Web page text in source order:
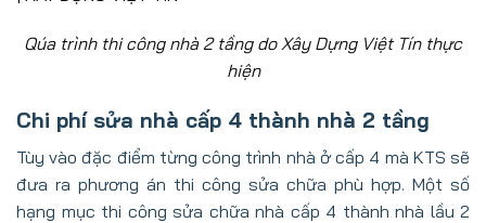
Qúa trình thi công nhà 2 tầng do Xây Dựng Việt Tín thực
hiện
Chi phí sửa nhà cấp 4 thành nhà 2 tầng
Tùy vào đặc điểm từng công trình nhà ở cấp 4 mà KTS sẽ
đưa ra phương án thi công sửa chữa phù hợp. Một số
hạng mục thi công sửa chữa nhà cấp 4 thành nhà lầu 2